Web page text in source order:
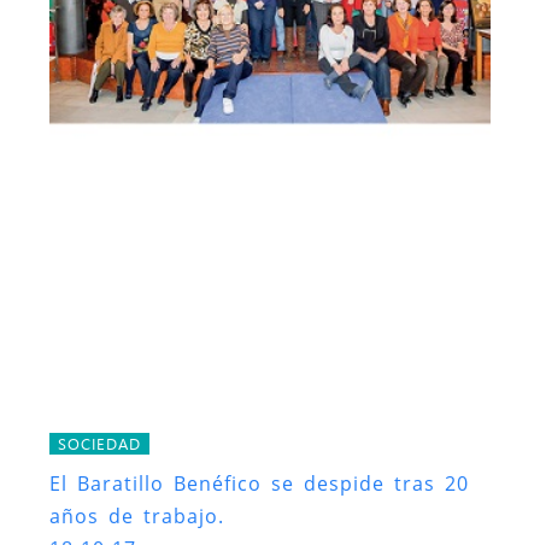
SOCIEDAD
El Baratillo Benéfico se despide tras 20
años de trabajo.